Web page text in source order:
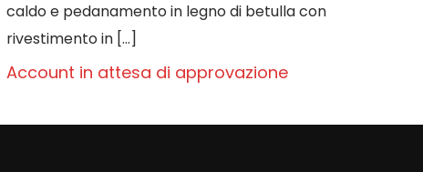
caldo e pedanamento in legno di betulla con
rivestimento in[…]
Account in attesa di approvazione